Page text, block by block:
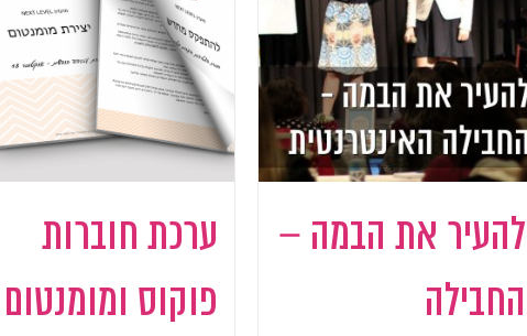
להעיר את הבמה –
החבילה
ערכת חוברות
פוקוס ומומנטום